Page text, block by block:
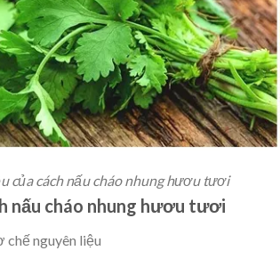
của cách nấu cháo nhung hươu tươi
nấu cháo nhung hươu tươi
chế nguyên liệu